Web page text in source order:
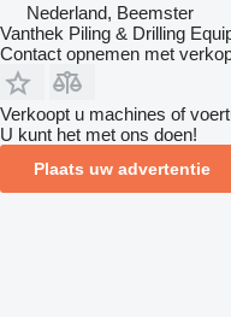
Nederland, Beemster
Vanthek Piling & Drilling
Contact opnemen met
Verkoopt u machines of
U kunt het met ons doen!
Plaats uw advertentie